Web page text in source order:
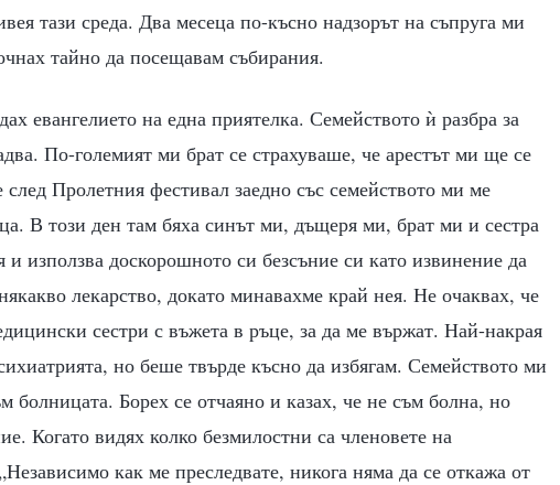
тази среда. Два месеца по-късно надзорът на съпруга ми
тайно да посещавам събирания.
евангелието на една приятелка. Семейството ѝ разбра за
По-големият ми брат се страхуваше, че арестът ми ще се
след Пролетния фестивал заедно със семейството ми ме
В този ден там бяха синът ми, дъщеря ми, брат ми и сестра
използва доскорошното си безсъние си като извинение да
лекарство, докато минавахме край нея. Не очаквах, че
сестри с въжета в ръце, за да ме вържат. Най-накрая
но беше твърде късно да избягам. Семейството ми
болницата. Борех се отчаяно и казах, че не съм болна, но
Когато видях колко безмилостни са членовете на
как ме преследвате, никога няма да се откажа от